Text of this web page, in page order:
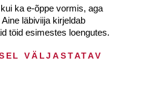
ka e-õppe vormis, aga
läbiviija kirjeldab
töid esimestes loengutes.
VÄLJASTATAV